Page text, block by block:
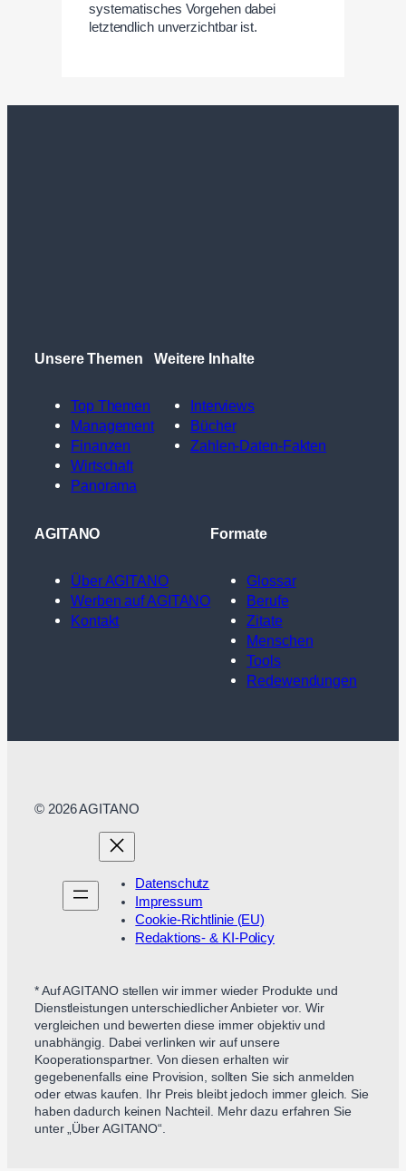
systematisches Vorgehen dabei
letztendlich unverzichtbar ist.
Unsere Themen
Top Themen
Management
Finanzen
Wirtschaft
Panorama
Weitere Inhalte
Interviews
Bücher
Zahlen-Daten-Fakten
AGITANO
Über AGITANO
Werben auf AGITANO
Kontakt
Formate
Glossar
Berufe
Zitate
Menschen
Tools
Redewendungen
© 2026 AGITANO
Datenschutz
Impressum
Cookie-Richtlinie (EU)
Redaktions- & KI-Policy
* Auf AGITANO stellen wir immer wieder Produkte und
Dienstleistungen unterschiedlicher Anbieter vor. Wir
vergleichen und bewerten diese immer objektiv und
unabhängig. Dabei verlinken wir auf unsere
Kooperationspartner. Von diesen erhalten wir
gegebenenfalls eine Provision, sollten Sie sich anmelden
oder etwas kaufen. Ihr Preis bleibt jedoch immer gleich. Sie
haben dadurch keinen Nachteil. Mehr dazu erfahren Sie
unter „Über AGITANO“.